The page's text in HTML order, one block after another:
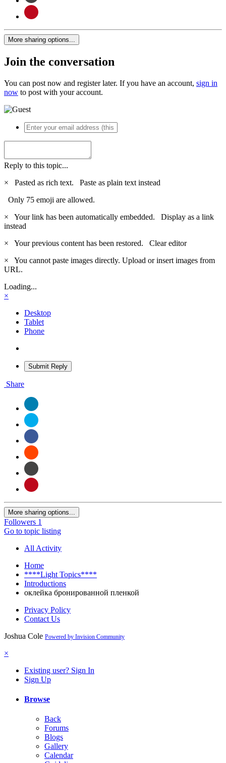
More sharing options...
Join the conversation
You can post now and register later. If you have an account, sign in
now to post with your account.
Reply to this topic...
×
Pasted as rich text. Paste as plain text instead
Only 75 emoji are allowed.
×
Your link has been automatically embedded. Display as a link
instead
×
Your previous content has been restored. Clear editor
×
You cannot paste images directly. Upload or insert images from
URL.
Loading...
×
Desktop
Tablet
Phone
Submit Reply
Share
More sharing options...
Followers 1
Go to topic listing
All Activity
Home
****Light Topics****
Introductions
оклейка бронированной пленкой
Privacy Policy
Contact Us
Joshua Cole Powered by Invision Community
×
Existing user? Sign In
Sign Up
Browse
Back
Forums
Blogs
Gallery
Calendar